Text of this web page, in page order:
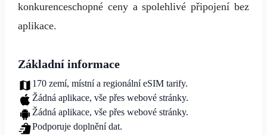
konkurenceschopné ceny a spolehlivé připojení bez
aplikace.
Základní informace
170 zemí, místní a regionální eSIM tarify.
Žádná aplikace, vše přes webové stránky.
Žádná aplikace, vše přes webové stránky.
Podporuje doplnění dat.